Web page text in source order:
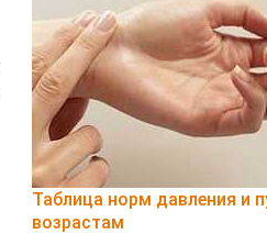
Таблица норм давления и
возрастам